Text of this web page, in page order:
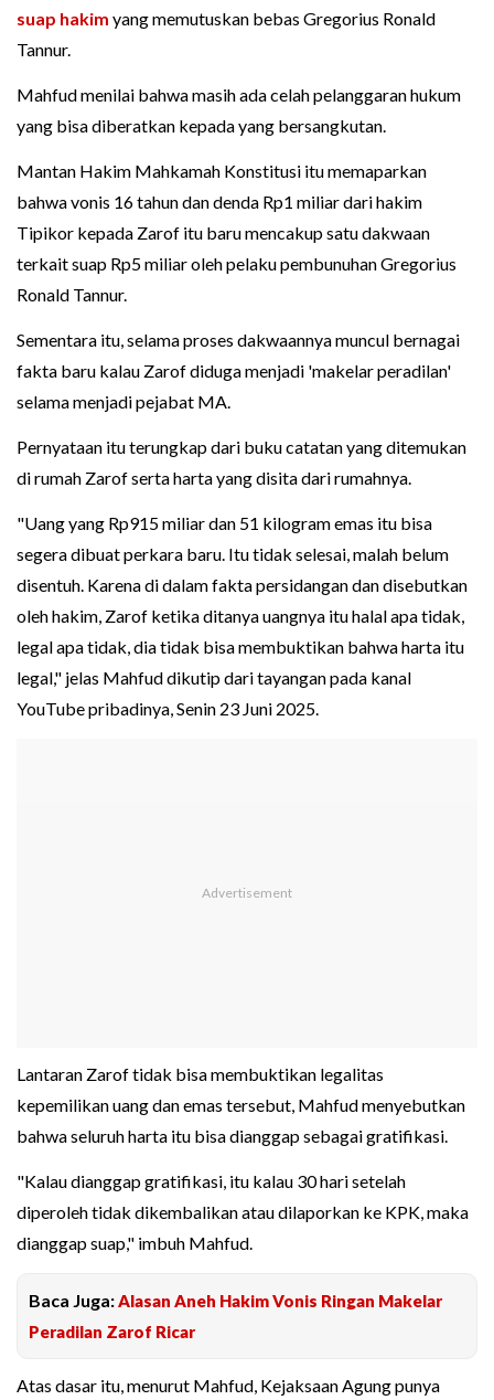
suap hakim yang memutuskan bebas Gregorius Ronald
Tannur.
Mahfud menilai bahwa masih ada celah pelanggaran hukum
yang bisa diberatkan kepada yang bersangkutan.
Mantan Hakim Mahkamah Konstitusi itu memaparkan
bahwa vonis 16 tahun dan denda Rp1 miliar dari hakim
Tipikor kepada Zarof itu baru mencakup satu dakwaan
terkait suap Rp5 miliar oleh pelaku pembunuhan Gregorius
Ronald Tannur.
Sementara itu, selama proses dakwaannya muncul bernagai
fakta baru kalau Zarof diduga menjadi 'makelar peradilan'
selama menjadi pejabat MA.
Pernyataan itu terungkap dari buku catatan yang ditemukan
di rumah Zarof serta harta yang disita dari rumahnya.
"Uang yang Rp915 miliar dan 51 kilogram emas itu bisa
segera dibuat perkara baru. Itu tidak selesai, malah belum
disentuh. Karena di dalam fakta persidangan dan disebutkan
oleh hakim, Zarof ketika ditanya uangnya itu halal apa tidak,
legal apa tidak, dia tidak bisa membuktikan bahwa harta itu
legal," jelas Mahfud dikutip dari tayangan pada kanal
YouTube pribadinya, Senin 23 Juni 2025.
Lantaran Zarof tidak bisa membuktikan legalitas
kepemilikan uang dan emas tersebut, Mahfud menyebutkan
bahwa seluruh harta itu bisa dianggap sebagai gratifikasi.
"Kalau dianggap gratifikasi, itu kalau 30 hari setelah
diperoleh tidak dikembalikan atau dilaporkan ke KPK, maka
dianggap suap," imbuh Mahfud.
Baca Juga:Alasan Aneh Hakim Vonis Ringan Makelar
Peradilan Zarof Ricar
Atas dasar itu, menurut Mahfud, Kejaksaan Agung punya